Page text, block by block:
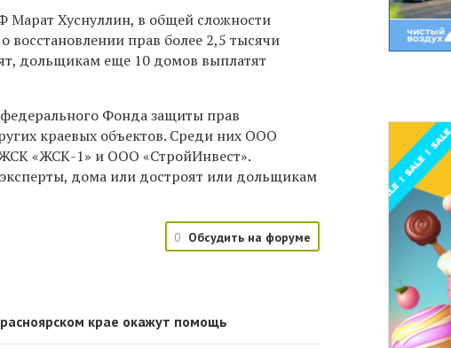
Марат Хуснуллин, в общей сложности
о восстановлении прав более 2,5 тысячи
дольщикам еще 10 домов выплатят
Фонда защиты прав
краевых объектов. Среди них ООО
«ЖСК-1» и ООО «СтройИнвест».
дома или достроят или дольщикам
0 Обсудить на форуме
крае окажут помощь